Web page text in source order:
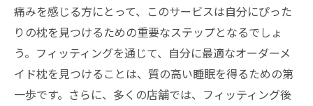
痛みを感じる方にとって、このサービスは自分にぴった
りの枕を見つけるための重要なステップとなるでしょ
う。フィッティングを通じて、自分に最適なオーダーメ
イド枕を見つけることは、質の高い睡眠を得るための第
一歩です。さらに、多くの店舗では、フィッティング後